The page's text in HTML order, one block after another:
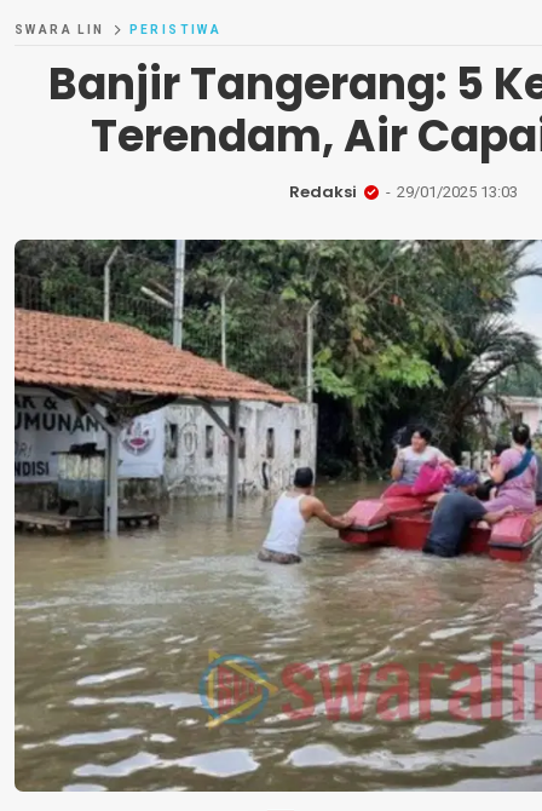
SWARA LIN PERISTIWA
Banjir Tangerang: 5
Terendam, Air
Redaksi 29/01/2025 13:03